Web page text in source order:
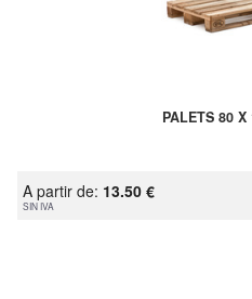
PALETS 80 X
A partir de: 13.50 €
SIN IVA